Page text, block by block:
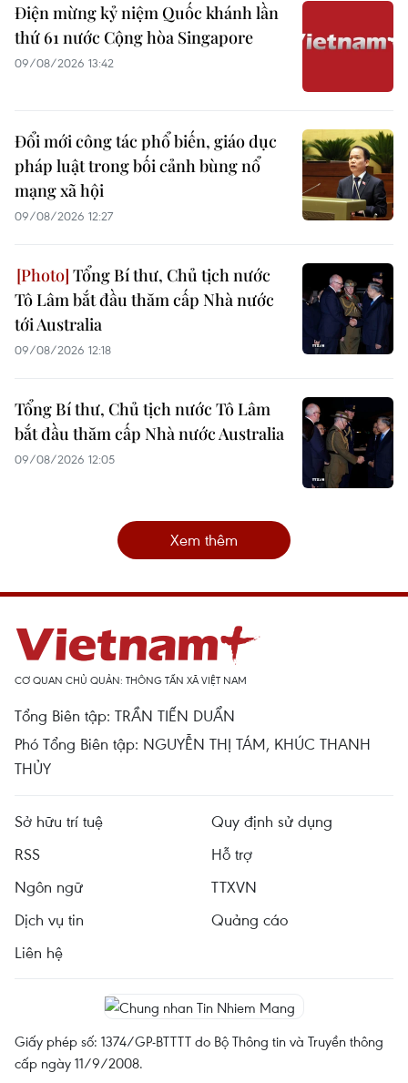
Điện mừng kỷ niệm Quốc khánh lần
thứ 61 nước Cộng hòa Singapore
09/08/2026 13:42
Đổi mới công tác phổ biến, giáo dục
pháp luật trong bối cảnh bùng nổ
mạng xã hội
09/08/2026 12:27
Tổng Bí thư, Chủ tịch nước
Tô Lâm bắt đầu thăm cấp Nhà nước
tới Australia
09/08/2026 12:18
Tổng Bí thư, Chủ tịch nước Tô Lâm
bắt đầu thăm cấp Nhà nước Australia
09/08/2026 12:05
Xem thêm
CƠ QUAN CHỦ QUẢN: THÔNG TẤN XÃ VIỆT NAM
Tổng Biên tập: TRẦN TIẾN DUẨN
Phó Tổng Biên tập: NGUYỄN THỊ TÁM, KHÚC THANH
THỦY
Sở hữu trí tuệ
Quy định sử dụng
RSS
Hỗ trợ
Ngôn ngữ
TTXVN
Dịch vụ tin
Quảng cáo
Liên hệ
Giấy phép số: 1374/GP-BTTTT do Bộ Thông tin và Truyền thông
cấp ngày 11/9/2008.